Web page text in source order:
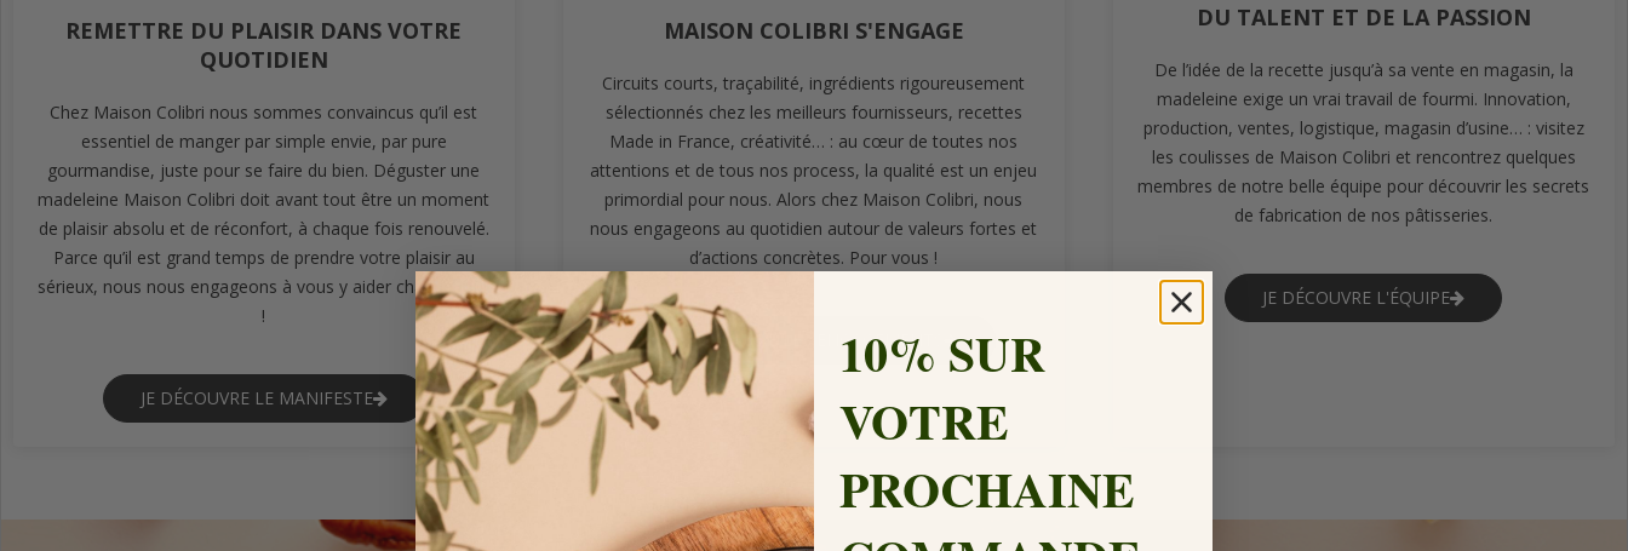
REMETTRE DU PLAISIR DANS VOTRE
QUOTIDIEN
Chez Maison Colibri nous sommes convaincus qu’il est
essentiel de manger par simple envie, par pure
gourmandise, juste pour se faire du bien. Déguster une
madeleine Maison Colibri doit avant tout être un moment
de plaisir absolu et de réconfort, à chaque fois renouvelé.
Parce qu’il est grand temps de prendre votre plaisir au
sérieux, nous nous engageons à vous y aider chaque jour
!
JE DÉCOUVRE LE MANIFESTE
MAISON COLIBRI S'ENGAGE
Circuits courts, traçabilité, ingrédients rigoureusement
sélectionnés chez les meilleurs fournisseurs, recettes
Made in France, créativité… : au cœur de toutes nos
attentions et de tous nos process, la qualité est un enjeu
primordial pour nous. Alors chez Maison Colibri, nous
nous engageons au quotidien autour de valeurs fortes et
d’actions concrètes. Pour vous !
JE DÉCOUVRE LES ENGAGEMENTS
DU TALENT ET DE LA PASSION
De l’idée de la recette jusqu’à sa vente en magasin, la
madeleine exige un vrai travail de fourmi. Innovation,
production, ventes, logistique, magasin d’usine… : visitez
les coulisses de Maison Colibri et rencontrez quelques
membres de notre belle équipe pour découvrir les secrets
de fabrication de nos pâtisseries.
JE DÉCOUVRE L'ÉQUIPE
10% SUR
VOTRE
PROCHAINE